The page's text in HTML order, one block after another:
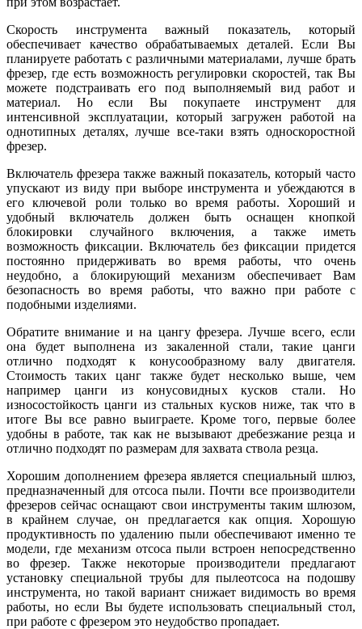
Скорость инструмента важный показатель, который
обеспечивает качество обрабатываемых деталей. Если Вы
планируете работать с различными материалами, лучше брать
фрезер, где есть возможность регулировки скоростей, так Вы
можете подстраивать его под выполняемый вид работ и
материал. Но если Вы покупаете инструмент для
интенсивной эксплуатации, который загружен работой на
однотипных деталях, лучше все-таки взять односкоростной
фрезер.
Включатель фрезера также важный показатель, который часто
упускают из виду при выборе инструмента и убеждаются в
его ключевой роли только во время работы. Хороший и
удобный включатель должен быть оснащен кнопкой
блокировки случайного включения, а также иметь
возможность фиксации. Включатель без фиксации придется
постоянно придерживать во время работы, что очень
неудобно, а блокирующий механизм обеспечивает Вам
безопасность во время работы, что важно при работе с
подобными изделиями.
Обратите внимание и на цангу фрезера. Лучше всего, если
она будет выполнена из закаленной стали, такие цанги
отлично подходят к конусообразному валу двигателя.
Стоимость таких цанг также будет несколько выше, чем
например цанги из конусовидных кусков стали. Но
износостойкость цанги из стальных кусков ниже, так что в
итоге Вы все равно выиграете. Кроме того, первые более
удобны в работе, так как не вызывают дребезжание резца и
отлично подходят по размерам для захвата ствола резца.
Хорошим дополнением фрезера является специальный шлюз,
предназначенный для отсоса пыли. Почти все производители
фрезеров сейчас оснащают свои инструменты таким шлюзом,
в крайнем случае, он предлагается как опция. Хорошую
продуктивность по удалению пыли обеспечивают именно те
модели, где механизм отсоса пыли встроен непосредственно
во фрезер. Также некоторые производители предлагают
установку специальной трубы для пылеотсоса на подошву
инструмента, но такой вариант снижает видимость во время
работы, но если Вы будете использовать специальный стол,
при работе с фрезером это неудобство пропадает.